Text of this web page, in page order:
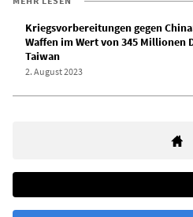
Kriegsvorbereitungen gegen
Waffen im Wert von 345 Millionen
Taiwan
2. August 2023